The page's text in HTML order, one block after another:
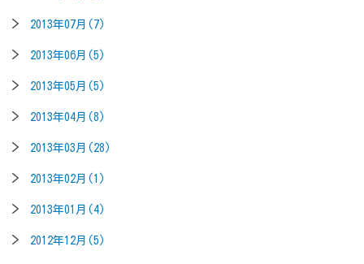
2013年07月(7)
2013年06月(5)
2013年05月(5)
2013年04月(8)
2013年03月(28)
2013年02月(1)
2013年01月(4)
2012年12月(5)